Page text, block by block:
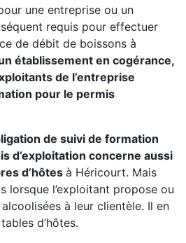
une entreprise ou un
requis pour effectuer
de débit de boissons à
établissement en cogérance,
de l’entreprise
pour le permis
de suivi de formation
d’exploitation concerne aussi
d’hôtes à Héricourt. Mais
lorsque l’exploitant propose ou
à leur clientèle. Il en
d’hôtes.